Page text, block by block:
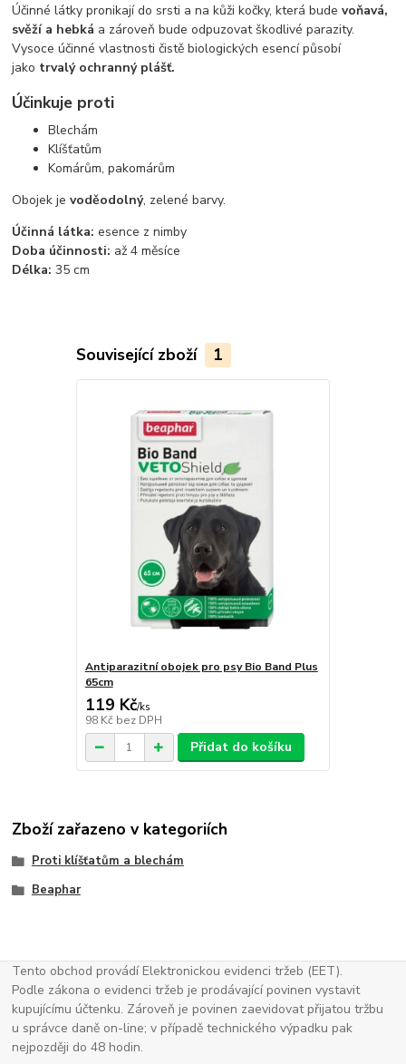
Účinné látky pronikají do srsti a na kůži kočky, která budevoňavá,
svěží a hebká a zároveň bude odpuzovat škodlivé parazity.
Vysoce účinné vlastnosti čistě biologických esencí působí
jako trvalý ochranný plášť.
Účinkuje proti
Blechám
Klíšťatům
Komárům, pakomárům
Obojek jevoděodolný, zelené barvy.
Účinná látka: esence z nimby
Doba účinnosti: až 4 měsíce
Délka:35 cm
Související zboží 1
Antiparazitní obojek pro psy Bio Band Plus
65cm
119 Kč/ks
98 Kč bez DPH
Přidat do košíku
Zboží zařazeno v kategoriích
Proti klíšťatům a blechám
Beaphar
Tento obchod provádí Elektronickou evidenci tržeb (EET).
Podle zákona o evidenci tržeb je prodávající povinen vystavit
kupujícímu účtenku. Zároveň je povinen zaevidovat přijatou tržbu
u správce daně on-line; v případě technického výpadku pak
nejpozději do 48 hodin.